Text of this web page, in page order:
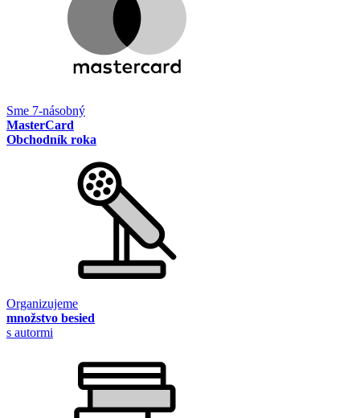
Sme 7-násobný
MasterCard
Obchodník roka
Organizujeme
množstvo besied
s autormi